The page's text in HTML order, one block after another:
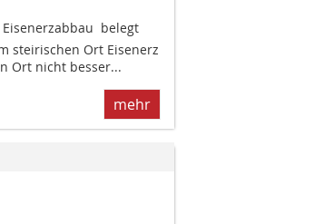
 belegt
steirischen Ort Eisenerz
Ort nicht besser...
mehr